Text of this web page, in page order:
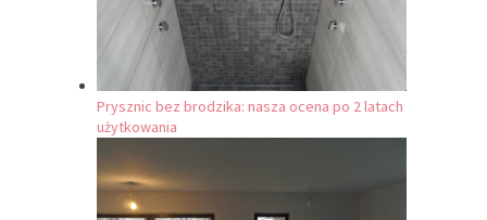
Prysznic bez brodzika: nasza ocena po 2 latach
użytkowania